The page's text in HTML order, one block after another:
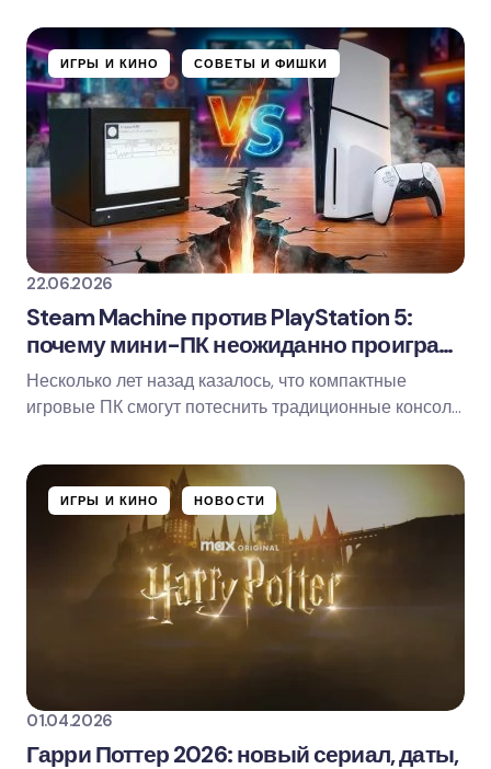
ИГРЫ И КИНО СОВЕТЫ И ФИШКИ
22.06.2026
Steam Machine против PlayStation 5:
почему мини-ПК неожиданно проиграл
консоли
Несколько лет назад казалось, что компактные
игровые ПК смогут потеснить традиционные консоли.
ИГРЫ И КИНО НОВОСТИ
01.04.2026
Гарри Поттер 2026: новый сериал, даты,